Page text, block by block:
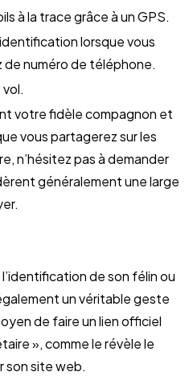
à la trace grâce à un GPS.
lorsque vous
numéro de téléphone.
votre fidèle compagnon et
vous partagerez sur les
n’hésitez pas à demander
généralement une large
de son félin ou
un véritable geste
de faire un lien officiel
», comme le révèle le
son site web.